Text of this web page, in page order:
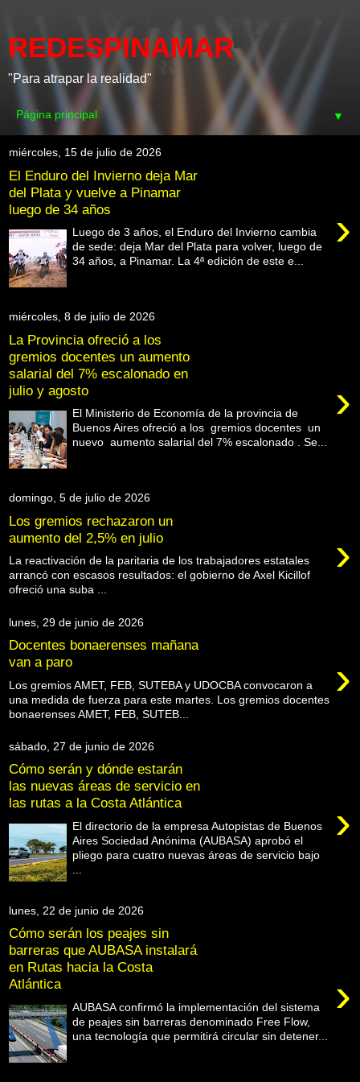
REDESPINAMAR
"Para atrapar la realidad"
▼
miércoles, 15 de julio de 2026
El Enduro del Invierno deja Mar
del Plata y vuelve a Pinamar
luego de 34 años
›
Luego de 3 años, el Enduro del Invierno cambia
de sede: deja Mar del Plata para volver, luego de
34 años, a Pinamar. La 4ª edición de este e...
miércoles, 8 de julio de 2026
La Provincia ofreció a los
gremios docentes un aumento
salarial del 7% escalonado en
julio y agosto
›
El Ministerio de Economía de la provincia de
Buenos Aires ofreció a los gremios docentes un
nuevo aumento salarial del 7% escalonado . Se...
domingo, 5 de julio de 2026
Los gremios rechazaron un
aumento del 2,5% en julio
›
La reactivación de la paritaria de los trabajadores estatales
arrancó con escasos resultados: el gobierno de Axel Kicillof
ofreció una suba ...
lunes, 29 de junio de 2026
Docentes bonaerenses mañana
van a paro
›
Los gremios AMET, FEB, SUTEBA y UDOCBA convocaron a
una medida de fuerza para este martes. Los gremios docentes
bonaerenses AMET, FEB, SUTEB...
sábado, 27 de junio de 2026
Cómo serán y dónde estarán
las nuevas áreas de servicio en
las rutas a la Costa Atlántica
›
El directorio de la empresa Autopistas de Buenos
Aires Sociedad Anónima (AUBASA) aprobó el
pliego para cuatro nuevas áreas de servicio bajo
lunes, 22 de junio de 2026
Cómo serán los peajes sin
barreras que AUBASA instalará
en Rutas hacia la Costa
Atlántica
›
AUBASA confirmó la implementación del sistema
de peajes sin barreras denominado Free Flow,
una tecnología que permitirá circular sin detener...